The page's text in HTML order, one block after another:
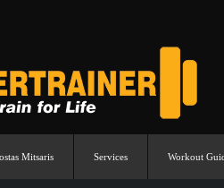
Mitsaris Services Workout